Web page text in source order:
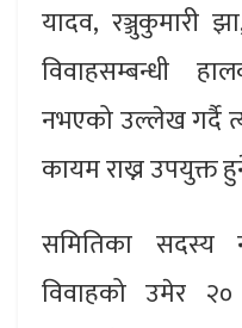
यादव, रञ्जुकुमारी
विवाहसम्बन्धी
नभएको उल्लेख गर्दै
कायम राख्न उपयुक्त
समितिका सदस्य
विवाहको उमेर